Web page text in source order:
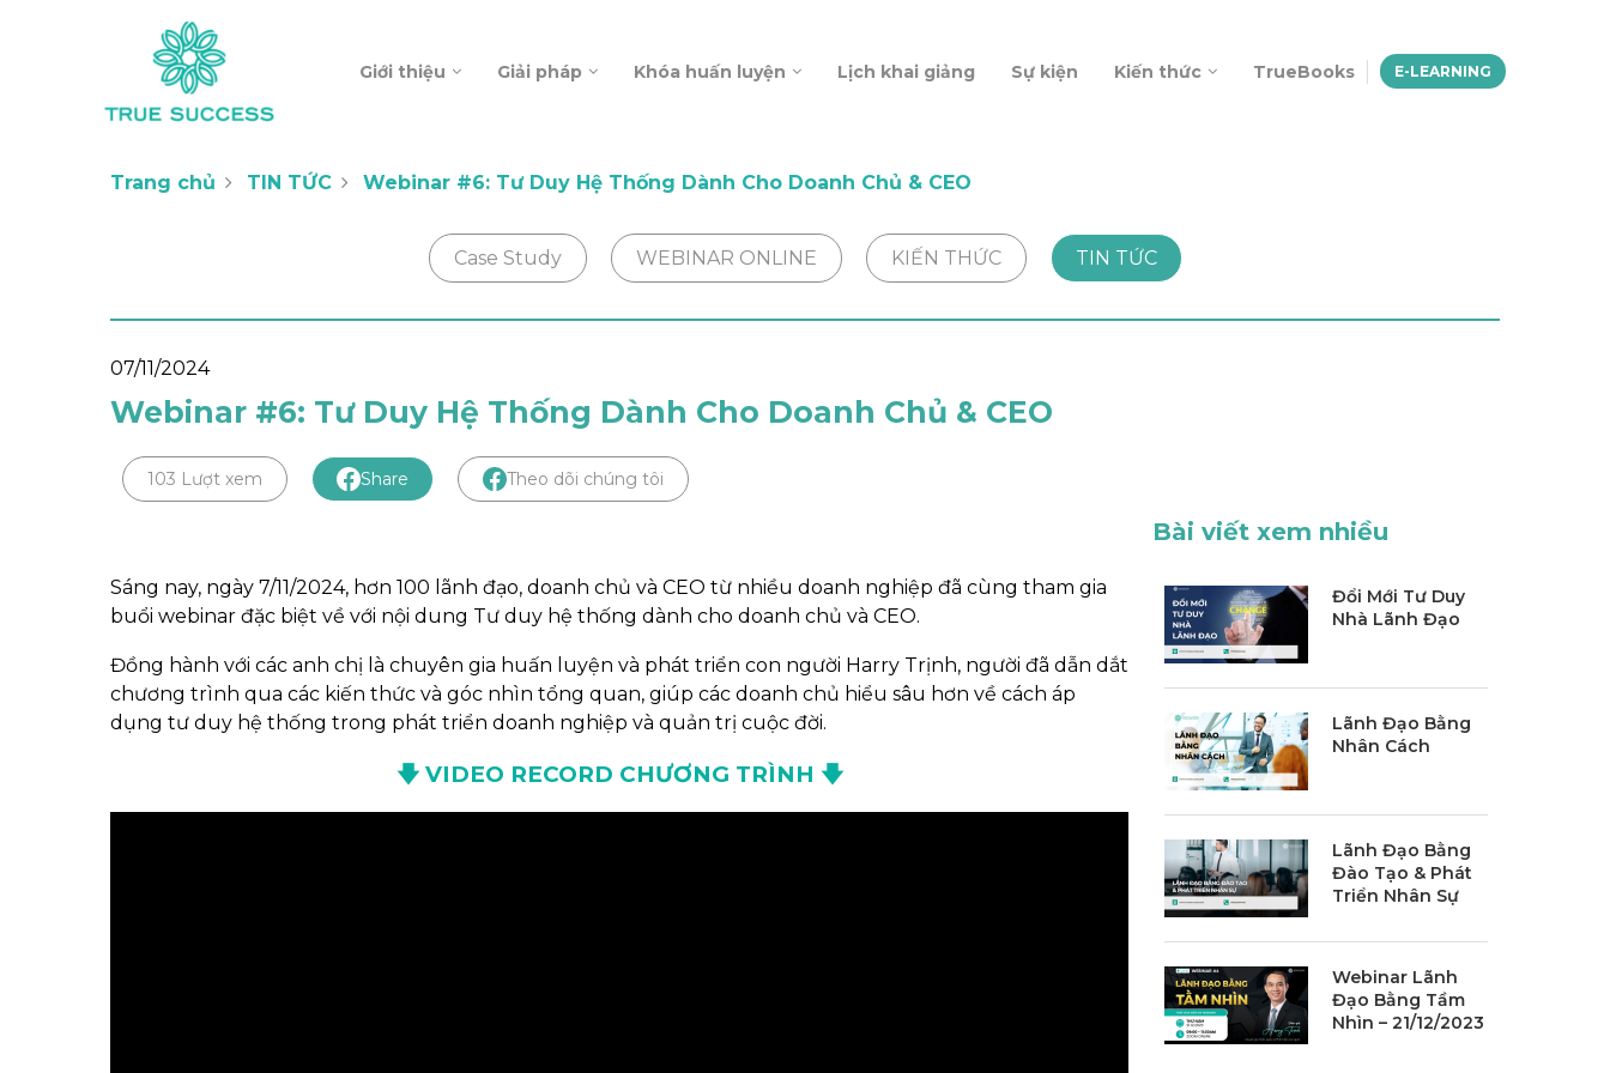
Giới thiệu Giải pháp Khóa huấn luyện Lịch khai giảng Sự kiện Kiến thức TrueBooks E-LEARNING
Trang chủ TIN TỨC Webinar #6: Tư Duy Hệ Thống Dành Cho Doanh Chủ & CEO
Case Study WEBINAR ONLINE KIẾN THỨC TIN TỨC
07/11/2024
Webinar #6: Tư Duy Hệ Thống Dành Cho Doanh Chủ & CEO
103 Lượt xem Share Theo dõi chúng tôi
Sáng nay, ngày 7/11/2024, hơn 100 lãnh đạo, doanh chủ và CEO từ nhiều doanh nghiệp đã cùng tham gia
buổi webinar đặc biệt về với nội dung Tư duy hệ thống dành cho doanh chủ và CEO.
Đồng hành với các anh chị là chuyên gia huấn luyện và phát triển con người Harry Trịnh, người đã dẫn dắt
chương trình qua các kiến thức và góc nhìn tổng quan, giúp các doanh chủ hiểu sâu hơn về cách áp
dụng tư duy hệ thống trong phát triển doanh nghiệp và quản trị cuộc đời.
🡇VIDEO RECORD CHƯƠNG TRÌNH 🡇
Bài viết xem nhiều
Đổi Mới Tư Duy
Nhà Lãnh Đạo
Lãnh Đạo Bằng
Nhân Cách
Lãnh Đạo Bằng
Đào Tạo & Phát
Triển Nhân Sự
Webinar Lãnh
Đạo Bằng Tầm
Nhìn – 21/12/2023